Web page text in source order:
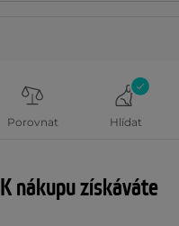
Porovnat Hlídat
K nákupu získáváte